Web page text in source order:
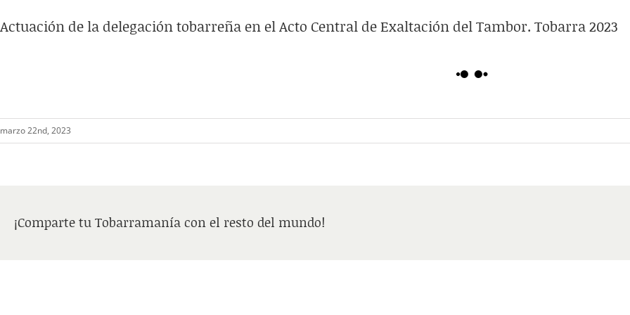
Actuación de la delegación tobarreña en el Acto Central de Exaltación del Tambor. Tobarra 2023
marzo 22nd, 2023
¡Comparte tu Tobarramanía con el resto del mundo!